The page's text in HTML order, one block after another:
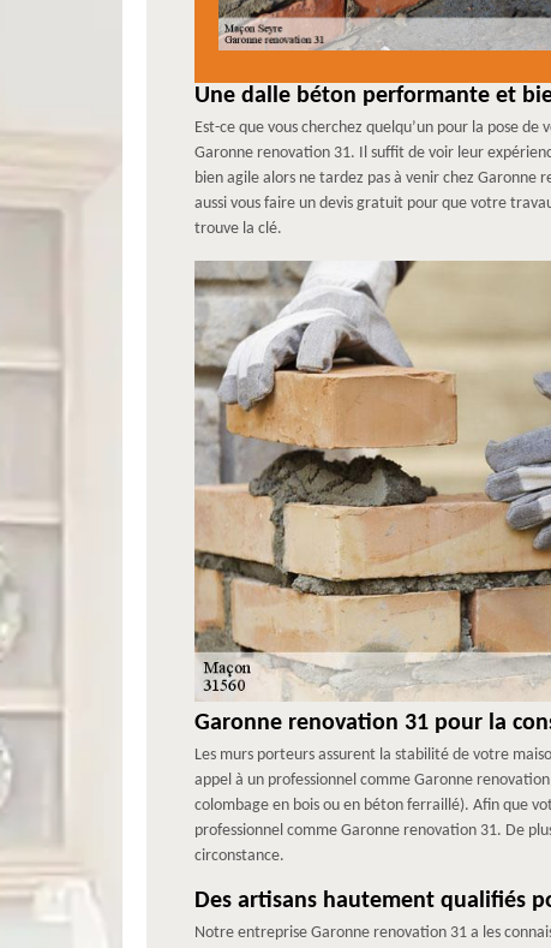
Une dalle béton performante et
Est-ce que vous cherchez quelqu’un pour la pose
Garonne renovation 31. Il suffit de voir leur
bien agile alors ne tardez pas à venir chez
aussi vous faire un devis gratuit pour que votre
trouve la clé.
Garonne renovation 31 pour la
Les murs porteurs assurent la stabilité de votre
appel à un professionnel comme Garonne
colombage en bois ou en béton ferraillé). Afin que
professionnel comme Garonne renovation 31. De
circonstance.
Des artisans hautement qualifiés
Notre entreprise Garonne renovation 31 a les